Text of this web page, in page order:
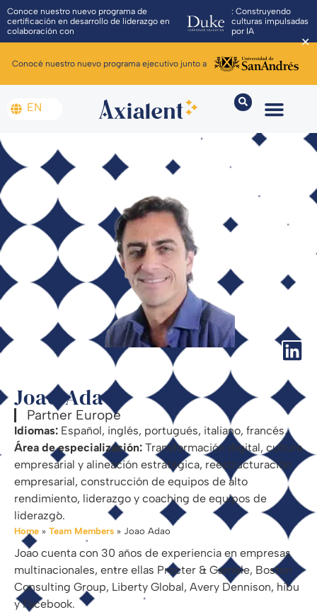
Conoce nuestro nuevo programa de
certificación en desarrollo de liderazgo en
colaboración con
: Construyendo
culturas impulsadas
por IA
Conocé nuestro nuevo programa ejecutivo junto a
✕
EN
Joao Adao
Partner Europe
Idiomas: Español, inglés, portugués, italiano, francés.
Área de especialización: Transformación digital, cultura
empresarial y alineación estratégica, reestructuración
empresarial, construcción de equipos de alto
rendimiento, liderazgo y coaching de equipos de
liderazgo.
Home » Team Members » Joao Adao
Joao cuenta con 30 años de experiencia en empresas
multinacionales, entre ellas Procter & Gamble, Boston
Consulting Group, Liberty Global, Avery Dennison, hibu
y Facebook.